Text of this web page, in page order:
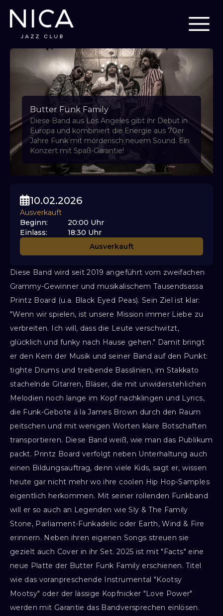
Butter Funk Family
Diese Band aus Los Angeles gibt ihr Debut in
Europa und kombiniert die Energie aus 70er
Jahre Funk mit mörderisch neuem Sound. Ein
Konzert mit Spaß-Garantie!
Diese Band wird seit 2019 angeführt vom zweifachen
Grammy-Gewinner und musikalischem Tausendsassa
Printz Board (u.a. Black Eyed Peas). Sein Ziel ist klar:
"Wenn wir spielen, ist unsere Mission immer Liebe zu
verbreiten. Ich will, dass die Leute verschwitzt,
glücklich und funky nach Hause gehen." Damit bringt
er den Kern der Musik und seiner Band auf den Punkt:
tighte Drums und treibende Basslinien, im Stakkato
stachelnde Gitarren, Bläser, die mit unwiderstehlichen
Melodien noch lange im Kopf nachklingen und Lyrics,
die Funk-Gebote á la James Brown durch den Raum
peitschen und mit wenigen Worten klare Botschaften
transportieren. Diese Band weiß, wie man das Publikum
packt. Printz Board verfolgt neben Unterhaltung auch
einen Bildungsauftrag, denn viele Kids, sagt er, wissen
heute gar nicht mehr wo ihre coolen Hip Hop-Samples
eigentlich herkommen. Mit seiner rollenden Funkband
will er so auch an Legenden wie Sly & The Family
Stone, Parliament-Funkadelic oder Earth, Wind & Fire
erinnern. Neben ihren eigenen Songs streuen sie
gezielt auch Cover in ihr Set. 2025 ist mit "Facts" eine
neue Platte der Butter Funk Family erschienen. Titel
wie das voranpreschende Instrumental "Kootsy
Mootsy" oder der lässige Kopfnicker "Love Power"
werden mit Garantie das Bandversprechen einlösen.
10.02.2026
Ausverkauft
Beginn:
Einlass:
20:00 Uhr
18:30 Uhr
Ausverkauft